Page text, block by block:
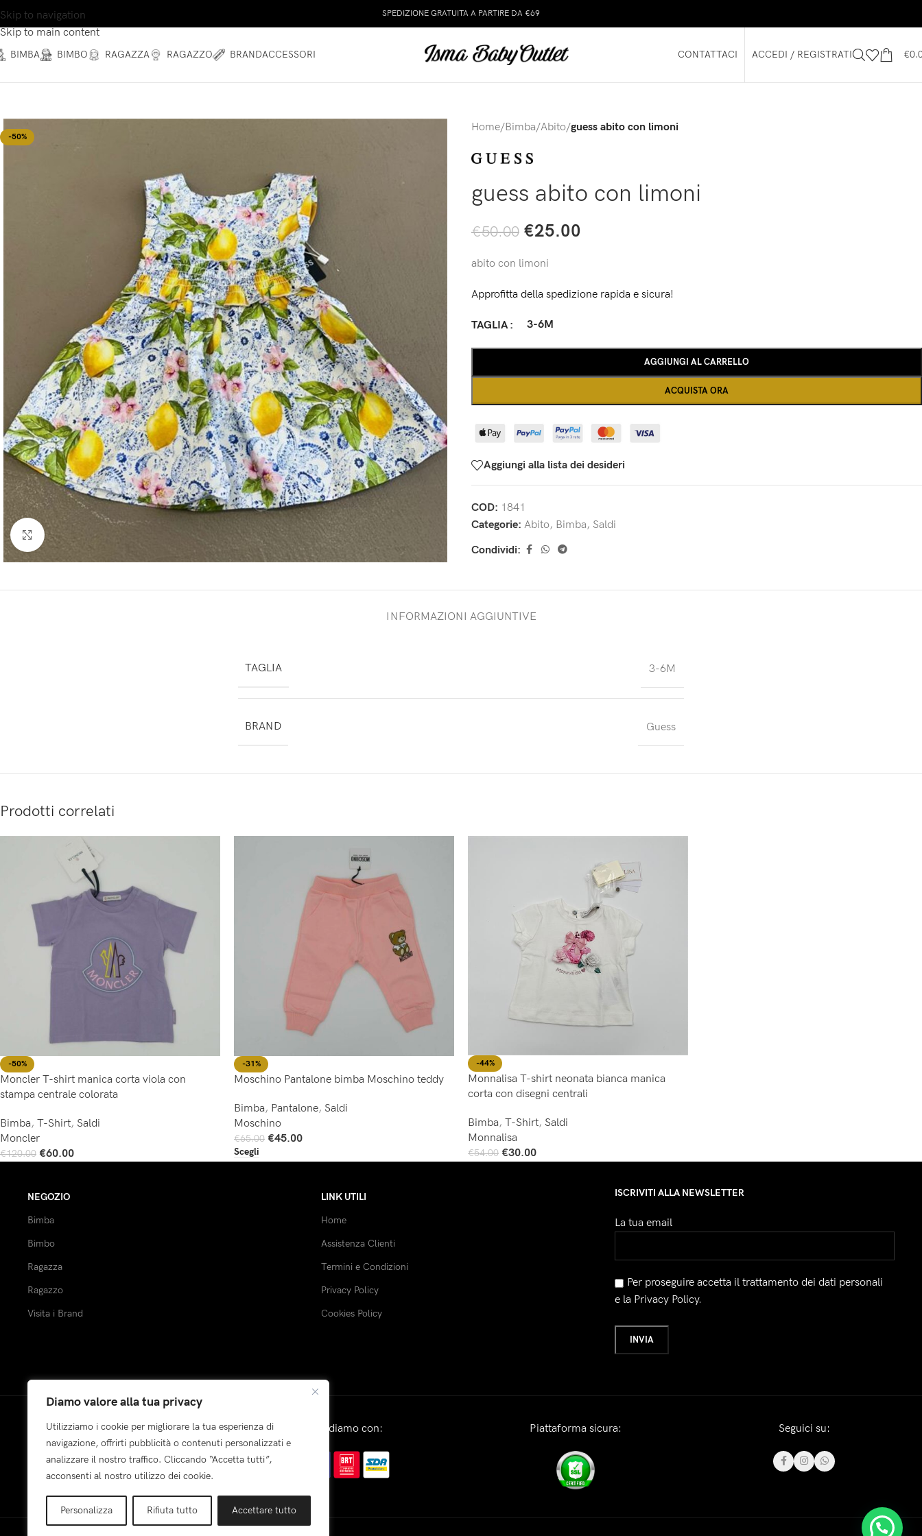
Diamo valore alla tua privacy
Utilizziamo i cookie per migliorare la tua esperienza di
navigazione, offrirti pubblicità o contenuti personalizzati e
analizzare il nostro traffico. Cliccando “Accetta tutti”,
acconsenti al nostro utilizzo dei cookie.
Personalizza Rifiuta tutto Accettare tutto
Skip to navigation
Skip to main content
SPEDIZIONE GRATUITA A PARTIRE DA €69
BIMBA BIMBO RAGAZZA RAGAZZO BRANDACCESSORI CONTATTACI ACCEDI / REGISTRATI €
-50%
Click to enlarge
Home/Bimba/Abito/guess abito con limoni
guess abito con limoni
€50.00 €25.00
abito con limoni
Approfitta della spedizione rapida e sicura!
TAGLIA 3-6M
AGGIUNGI AL CARRELLO
ACQUISTA ORA
Aggiungi alla lista dei desideri
COD: 1841
Categorie: Abito, Bimba, Saldi
Condividi:
INFORMAZIONI AGGIUNTIVE
TAGLIA 3-6M
BRAND Guess
Prodotti correlati
-50%
Moncler T-shirt manica corta viola con
stampa centrale colorata
Bimba, T-Shirt, Saldi
Moncler
€120.00 €60.00
-31%
Moschino Pantalone bimba Moschino teddy
Bimba, Pantalone, Saldi
Moschino
€65.00 €45.00
Scegli
-44%
Monnalisa T-shirt neonata bianca manica
corta con disegni centrali
Bimba, T-Shirt, Saldi
Monnalisa
€54.00 €30.00
NEGOZIO
Bimba
Bimbo
Ragazza
Ragazzo
Visita i Brand
LINK UTILI
Home
Assistenza Clienti
Termini e Condizioni
Privacy Policy
Cookies Policy
ISCRIVITI ALLA NEWSLETTER
La tua email
Per proseguire accetta il trattamento dei dati personali
e la Privacy Policy.
Pagamenti: Spediamo con: Piattaforma sicura: Seguici su: